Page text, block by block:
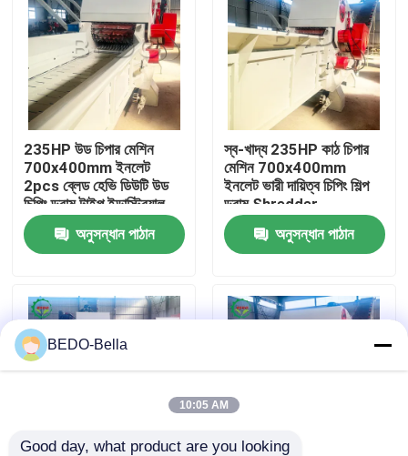
আমাদের সম্পর্কে
কারখানা ভ্রমণ
মান নিয়ন্ত্রণ
আমাদের সাথে যোগাযোগ
কাঠ চিপার মেশিন
কাঠের কাঠের মেশিন
235HP উড চিপার মেশিন
700x400mm ইনলেট
2pcs ব্লেড হেভি ডিউটি ​​উড
চিপিং ড্রাম টাইপ ইন্ডাস্ট্রিয়াল
শ্রেডার
অনুসন্ধান পাঠান
স্ব-খাদ্য 235HP কাঠ চিপার
মেশিন 700x400mm
ইনলেট ভারী দায়িত্ব চিপিং শিল্প
ড্রাম Shredder
অনুসন্ধান পাঠান
BEDO-Bella
10:05 AM
Good day, what product are you looking